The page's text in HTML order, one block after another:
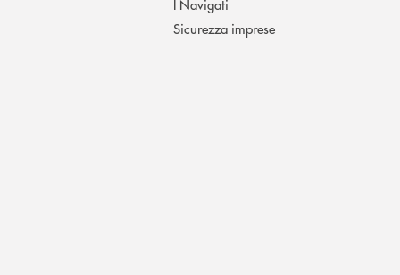
I Navigati
Sicurezza imprese